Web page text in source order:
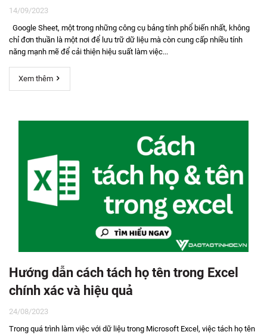
14/09/2023
Google Sheet, một trong những công cụ bảng tính phổ biến nhất, không
chỉ đơn thuần là một nơi để lưu trữ dữ liệu mà còn cung cấp nhiều tính
năng mạnh mẽ để cải thiện hiệu suất làm việc...
Xem thêm
Hướng dẫn cách tách họ tên trong Excel
chính xác và hiệu quả
24/08/2023
Trong quá trình làm việc với dữ liệu trong Microsoft Excel, việc tách họ tên